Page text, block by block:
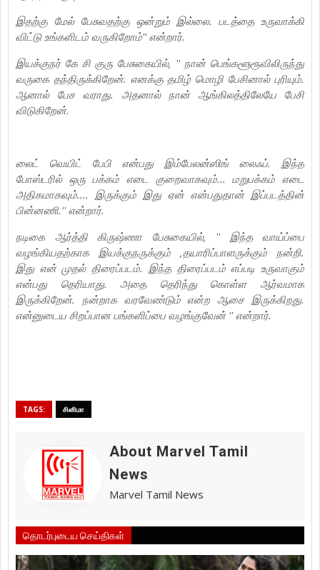
இதற்கு மேல் பேசுவதற்கு ஒன்றும் இல்லை. படத்தை உருவாக்கி
விட்டு உங்களிடம் வருகிறோம்'' என்றார்.
இயக்குநர் கே சி குரு பேசுகையில், '' நான் பெங்களூரூவிலிருந்து
வருகை தந்திருக்கிறேன். எனக்கு தமிழ் மொழி பேசினால் புரியும்.
ஆனால் பேச வராது. அதனால் நான் ஆங்கிலத்திலேயே பேசி
விடுகிறேன்.
லைட் வெயிட் பேபி என்பது இம்பேலன்ஸிங் லைஃப். இந்த
போஸ்டரில் ஒரு பக்கம் எடை குறைவாகவும்... மறுபக்கம் எடை
அதிகமாகவும்.... இருக்கும் இது ஏன் என்பதுதான் இப்படத்தின்
பின்னணி.‌'' என்றார்.
நடிகை ஆர்த்தி கிருஷ்ணா பேசுகையில், '' இந்த வாய்ப்பை
வழங்கியதற்காக இயக்குநருக்கும் ,தயாரிப்பாளருக்கும் நன்றி.
இது என் முதல் திரைப்படம். இந்த திரைப்படம் எப்படி உருவாகும்
என்பது தெரியாது. அதை தெரிந்து கொள்ள ஆர்வமாக
இருக்கிறேன். நன்றாக வரவேண்டும் என்ற ஆசை இருக்கிறது.
என்னுடைய சிறப்பான பங்களிப்பை வழங்குவேன் '' என்றார்.
TAGS: சினிமா
About Marvel Tamil
News
Marvel Tamil News
தொடர்புடைய செய்திகள்